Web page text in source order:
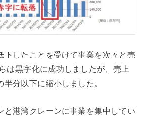
下したことを受けて事業を次々と売
は黒字化に成功しましたが、売上
分以下に縮小しました。
と港湾クレーンに事業を集中してい